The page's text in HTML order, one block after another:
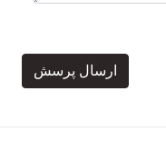
ارسال پرسش